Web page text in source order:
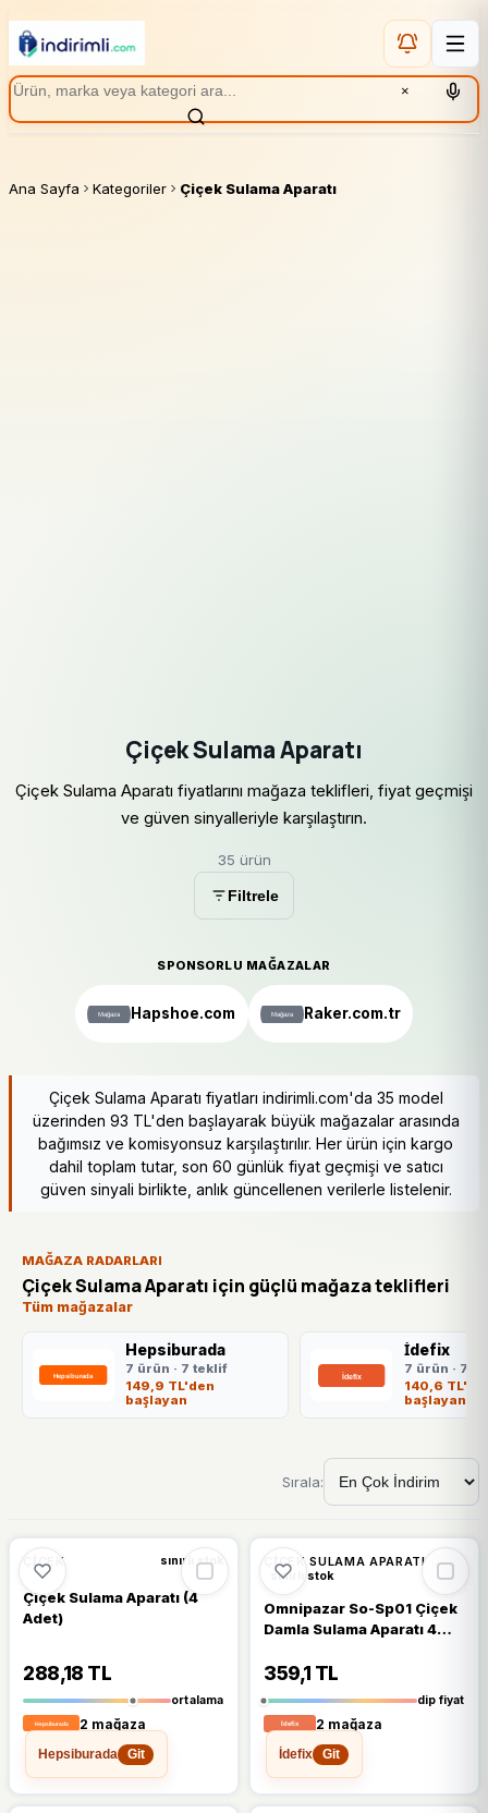
×
Ana Sayfa Kategoriler Çiçek Sulama Aparatı
Çiçek Sulama Aparatı
Çiçek Sulama Aparatı fiyatlarını mağaza teklifleri, fiyat geçmişi
ve güven sinyalleriyle karşılaştırın.
35 ürün
Filtrele
SPONSORLU MAĞAZALAR
Hapshoe.com Raker.com.tr
Çiçek Sulama Aparatı fiyatları indirimli.com'da 35 model
üzerinden 93 TL'den başlayarak büyük mağazalar arasında
bağımsız ve komisyonsuz karşılaştırılır. Her ürün için kargo
dahil toplam tutar, son 60 günlük fiyat geçmişi ve satıcı
güven sinyali birlikte, anlık güncellenen verilerle listelenir.
MAĞAZA RADARLARI
Çiçek Sulama Aparatı için güçlü mağaza teklifleri
Tüm mağazalar
Hepsiburada
7 ürün · 7 teklif
149,9 TL'den
başlayan
İdefix
7 ürün · 7
140,6
başlayan
Sırala:
%6
ÇIÇEK sınırlı stok
Çiçek Sulama Aparatı (4
Adet)
288,18 TL
ortalama
2 mağaza
Hepsiburada
Git
%5
ÇIÇEK SULAMA APARATI
sınırlı stok
Omnipazar So-Sp01 Çiçek
Damla Sulama Aparatı 4
359,1 TL
dip fiyat
2 mağaza
İdefix
Git